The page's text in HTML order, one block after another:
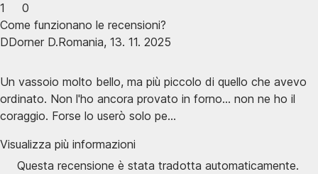
1
0
Come funzionano le recensioni?
DDorner D.Romania, 13. 11. 2025
Un vassoio molto bello, ma più piccolo di quello che avevo
ordinato. Non l'ho ancora provato in forno... non ne ho il
coraggio. Forse lo userò solo pe...
Visualizza più informazioni
Questa recensione è stata tradotta automaticamente.